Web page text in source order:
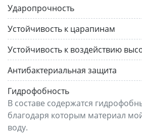
Ударопрочность
Устойчивость к царапинам
Устойчивость к воздействию
Антибактериальная защита
Гидрофобность
В составе содержатся
благодаря которым материал
воду.